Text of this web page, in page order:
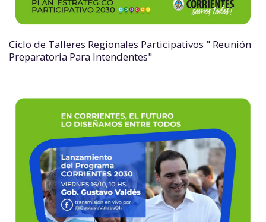
Ciclo de Talleres Regionales Participativos " Reunión
Preparatoria Para Intendentes"